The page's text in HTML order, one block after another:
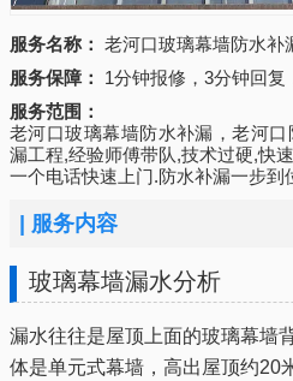
服务名称： 老河口玻璃幕墙防水补
服务保障：
1分钟报修，3分钟回复
服务范围：
老河口玻璃幕墙防水补漏，老河
漏工程,经验师傅带队,技术过硬,快
一个电话快速上门.防水补漏一步到
| 服务内容
玻璃幕墙漏水分析
漏水往往是屋顶上面的玻璃幕墙
体是单元式幕墙，高出屋顶约20